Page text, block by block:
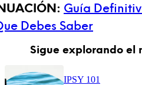
Guía
Debes Saber
Sigue explorando el
IPSY 101